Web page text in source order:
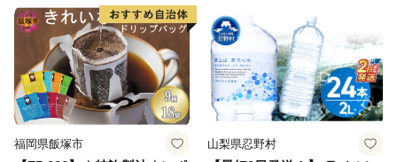
小分け お土産 お取り寄せ グ
ルメ 福岡 九州 福岡県 国産
日本 ふかむし茶 ふかむし 家
庭用 自宅用 ちゃ りょくちゃ
ふかむしちゃ 急須 甘み 川崎
町 送料無料
福岡県飯塚市 山梨県忍野村